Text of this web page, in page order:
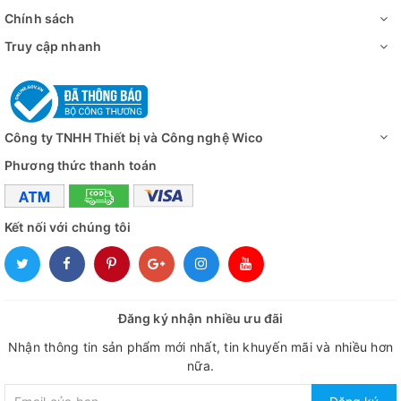
Chính sách
Truy cập nhanh
Công ty TNHH Thiết bị và Công nghệ Wico
Phương thức thanh toán
Kết nối với chúng tôi
Đăng ký nhận nhiều ưu đãi
Nhận thông tin sản phẩm mới nhất, tin khuyến mãi và nhiều hơn
nữa.